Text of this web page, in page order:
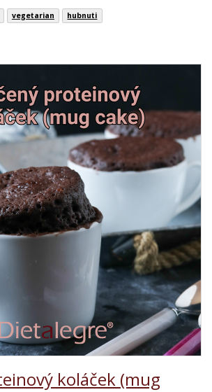
vegetarian hubnuti
koláček (mug